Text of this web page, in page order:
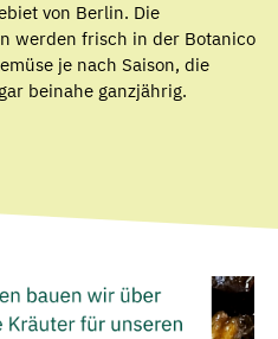
von Berlin. Die
werden frisch in der Botanico
je nach Saison, die
beinahe ganzjährig.